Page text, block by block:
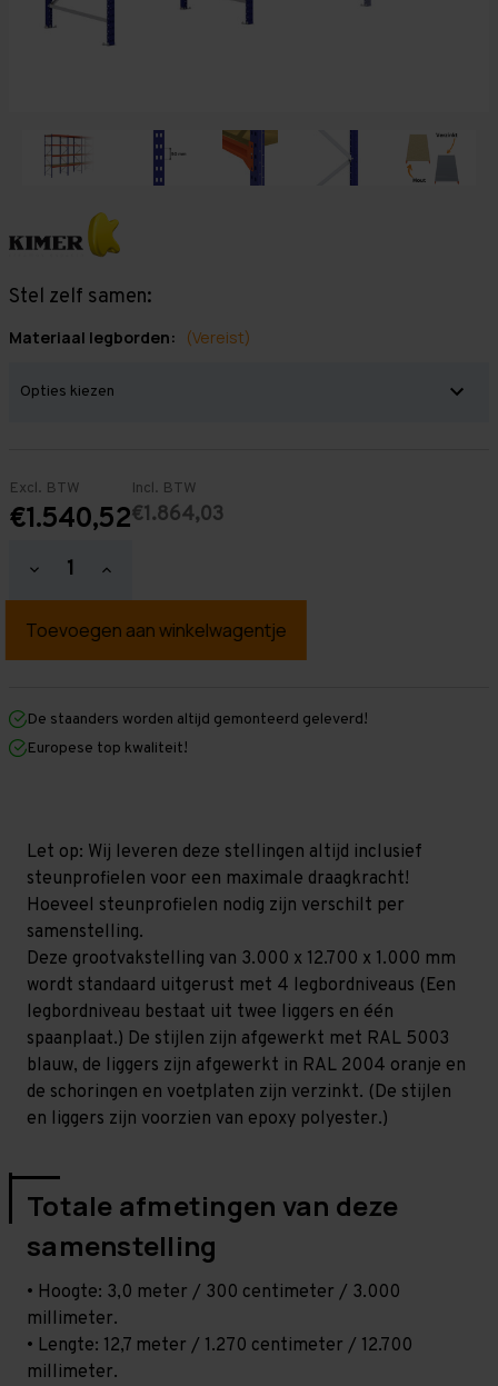
Stel zelf samen:
Materiaal legborden: (Vereist)
Excl. BTW
€1.540,52
Incl. BTW
€1.864,03
Hoeveelheid
verlagen
Grootvakstelling
mm
mm
x
1.000
niveaus
Hoeveelheid
verhogen
Grootvakstelling
mm
mm
1.000
niveaus
De staanders worden altijd gemonteerd geleverd!
Europese top kwaliteit!
Let op: Wij leveren deze stellingen altijd inclusief
steunprofielen voor een maximale draagkracht!
Hoeveel steunprofielen nodig zijn verschilt per
samenstelling.
Deze grootvakstelling van 3.000 x 12.700 x 1.000 mm
wordt standaard uitgerust met 4 legbordniveaus (Een
legbordniveau bestaat uit twee liggers en één
spaanplaat.) De stijlen zijn afgewerkt met RAL 5003
blauw, de liggers zijn afgewerkt in RAL 2004 oranje en
de schoringen en voetplaten zijn verzinkt. (De stijlen
en liggers zijn voorzien van epoxy polyester.)
Totale afmetingen van deze
samenstelling
• Hoogte: 3,0 meter / 300 centimeter / 3.000
millimeter.
• Lengte: 12,7 meter / 1.270 centimeter / 12.700
millimeter.